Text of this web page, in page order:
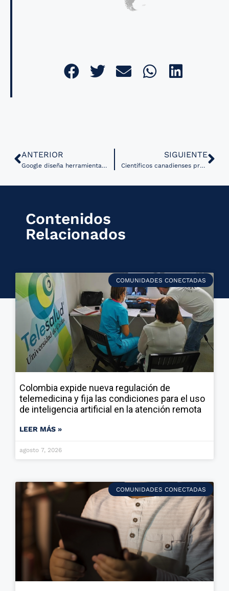
ANTERIOR
Google diseña herramienta para la gestión de la pandemia y la vacunación
SIGUIENTE
Científicos canadienses predicen complicaciones de diabetes tipo 2 a través de aprendizaje automático
Contenidos
Relacionados
COMUNIDADES CONECTADAS
Colombia expide nueva regulación de
telemedicina y fija las condiciones para el uso
de inteligencia artificial en la atención remota
LEER MÁS »
agosto 7, 2026
COMUNIDADES CONECTADAS